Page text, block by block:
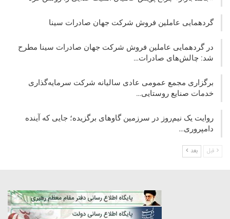
گردهمایی عاملین فروش شرکت جهان صادرات سینا
در گردهمایی عاملین فروش شرکت جهان صادرات سینا مطرح
شد: چالش‌های صادرات…
برگزاری مجمع عمومی عادی سالیانه شرکت سرمایه‌گذاری
خدمات صنایع روستایی…
روایت یک نیم‌روز در سرزمین گاوهای برگزیده؛ جایی که آینده
دامپروری…
قبل بعد